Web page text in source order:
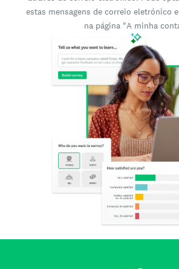
estas mensagens de correio eletrónico
na página "A minha